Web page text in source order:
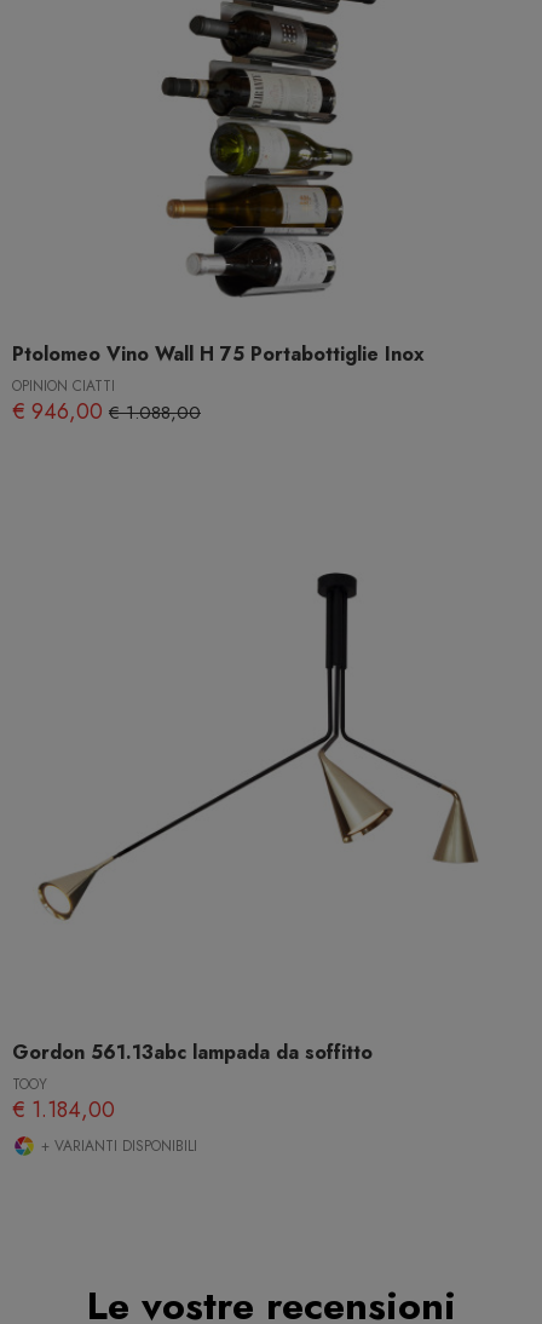
Ptolomeo Vino Wall H 75 Portabottiglie Inox
OPINION CIATTI
€ 946,00 € 1.088,00
Gordon 561.13abc lampada da soffitto
TOOY
€ 1.184,00
+ VARIANTI DISPONIBILI
Le vostre recensioni